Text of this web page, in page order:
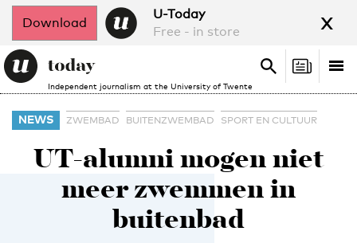
Download
U-Today
Free - in store
x
Independent journalism at the University of Twente
Search
Search
NEWS ZWEMBAD BUITENZWEMBAD SPORT EN CULTUUR
UT-alumni mogen niet
meer zwemmen in
buitenbad